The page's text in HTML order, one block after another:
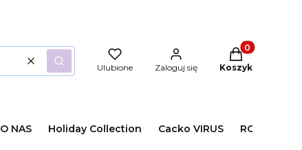
WyczyśćSzukaj Ulubione Zaloguj się
Produkty w
Koszyk
O NAS Holiday Collection Cacko VIRUS ROZMIARY /